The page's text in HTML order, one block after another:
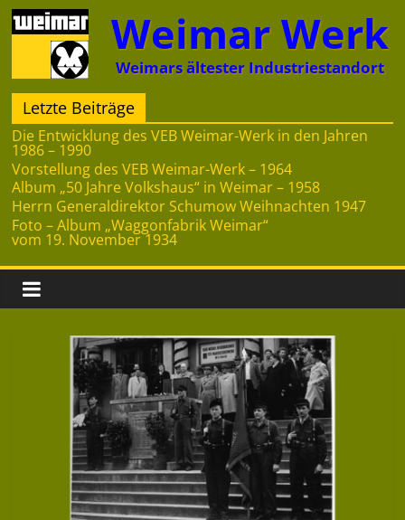
Zum
Inhalt
springen
Weimar Werk
Weimars ältester Industriestandort
Letzte Beiträge
Die Entwicklung des VEB Weimar-Werk in den Jahren
1986 – 1990
Vorstellung des VEB Weimar-Werk – 1964
Album „50 Jahre Volkshaus“ in Weimar – 1958
Herrn Generaldirektor Schumow Weihnachten 1947
Foto – Album „Waggonfabrik Weimar“
vom 19. November 1934